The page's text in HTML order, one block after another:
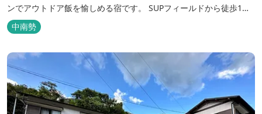
ンでアウトドア飯を愉しめる宿です。 SUPフィールドから徒歩1
分。絶景に囲まれた水上アクティビティも満喫したい方へ。
中南勢